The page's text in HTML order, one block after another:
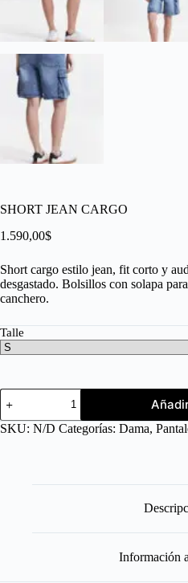
SHORT JEAN CARGO
1.590,00$
Short cargo estilo jean, fit corto y
desgastado. Bolsillos con solapa
canchero.
Talle
SKU: N/D Categorías: Dama,
Información